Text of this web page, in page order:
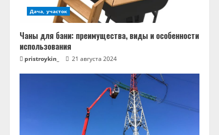
Дача, участок
Чаны для бани: преимущества, виды и особенности
использования
pristroykin_ 21 августа 2024